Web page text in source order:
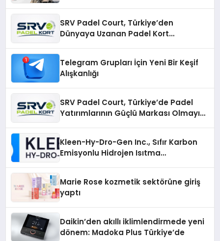
SRV Padel Court, Türkiye’den
Dünyaya Uzanan Padel Kort
Telegram Grupları İçin Yeni Bir Keşif
Alışkanlığı
SRV Padel Court, Türkiye’de Padel
Yatırımlarının Güçlü Markası Olmayı
Kleen-Hy-Dro-Gen Inc., Sıfır Karbon
Emisyonlu Hidrojen Isıtma
Marie Rose kozmetik sektörüne giriş
yaptı
Daikin’den akıllı iklimlendirmede yeni
dönem: Madoka Plus Türkiye’de